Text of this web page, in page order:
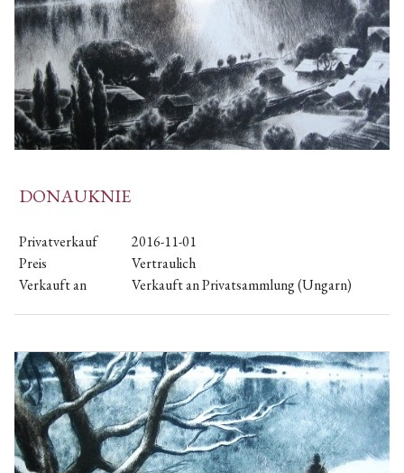
DONAUKNIE
Privatverkauf
2016-11-01
Preis
Vertraulich
Verkauft an
Verkauft an Privatsammlung (Ungarn)